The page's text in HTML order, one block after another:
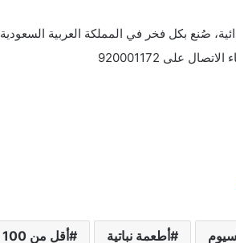
صُنع بكل فخر في المملكة العربية السعودية
على 920001172
أطعمة نباتية أقل من 100 سعرة حرارية